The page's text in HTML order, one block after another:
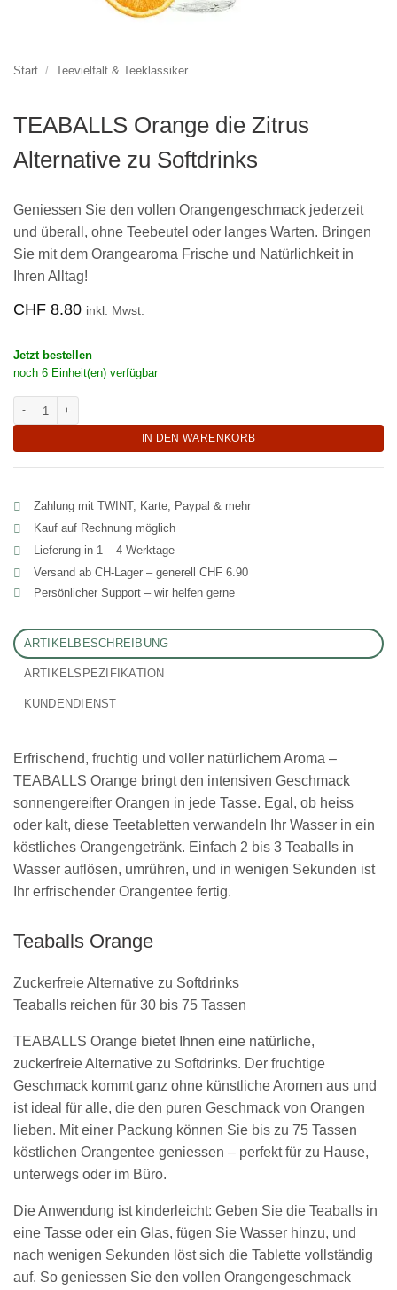
Start / Teevielfalt & Teeklassiker
TEABALLS Orange die Zitrus
Alternative zu Softdrinks
Geniessen Sie den vollen Orangengeschmack jederzeit
und überall, ohne Teebeutel oder langes Warten. Bringen
Sie mit dem Orangearoma Frische und Natürlichkeit in
Ihren Alltag!
CHF 8.80 inkl. Mwst.
Jetzt bestellen
noch 6 Einheit(en) verfügbar
IN DEN WARENKORB
Zahlung mit TWINT, Karte, Paypal & mehr
Kauf auf Rechnung möglich
Lieferung in 1 – 4 Werktage
Versand ab CH‑Lager – generell CHF 6.90
Persönlicher Support – wir helfen gerne
ARTIKELBESCHREIBUNG
ARTIKELSPEZIFIKATION
KUNDENDIENST
Erfrischend, fruchtig und voller natürlichem Aroma –
TEABALLS Orange bringt den intensiven Geschmack
sonnengereifter Orangen in jede Tasse. Egal, ob heiss
oder kalt, diese Teetabletten verwandeln Ihr Wasser in ein
köstliches Orangengetränk. Einfach 2 bis 3 Teaballs in
Wasser auflösen, umrühren, und in wenigen Sekunden ist
Ihr erfrischender Orangentee fertig.
Teaballs Orange
Zuckerfreie Alternative zu Softdrinks
Teaballs reichen für 30 bis 75 Tassen
TEABALLS Orange bietet Ihnen eine natürliche,
zuckerfreie Alternative zu Softdrinks. Der fruchtige
Geschmack kommt ganz ohne künstliche Aromen aus und
ist ideal für alle, die den puren Geschmack von Orangen
lieben. Mit einer Packung können Sie bis zu 75 Tassen
köstlichen Orangentee geniessen – perfekt für zu Hause,
unterwegs oder im Büro.
Die Anwendung ist kinderleicht: Geben Sie die Teaballs in
eine Tasse oder ein Glas, fügen Sie Wasser hinzu, und
nach wenigen Sekunden löst sich die Tablette vollständig
auf. So geniessen Sie den vollen Orangengeschmack